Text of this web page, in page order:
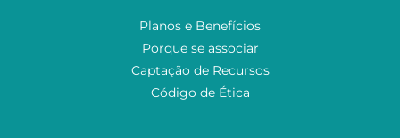
Planos e Benefícios
Porque se associar
Captação de Recursos
Código de Ética